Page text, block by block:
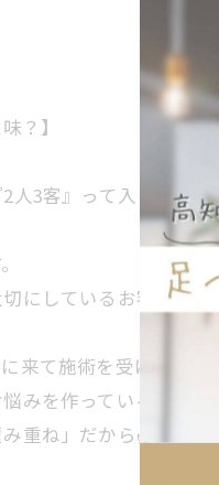
？】
3客』って入っている
にしているお客様への
来て施術を受けるだ
みを作っているの
重ね」だから🌿